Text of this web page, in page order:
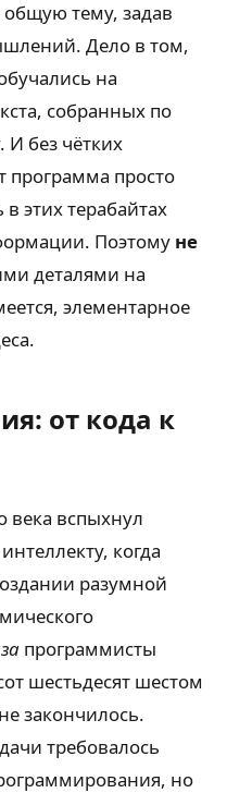
общую тему, задав
Дело в том,
на
собранных по
без чётких
программа просто
этих терабайтах
Поэтому не
деталями на
элементарное
от кода к
века вспыхнул
когда
разумной
программисты
шестьдесят шестом
закончилось.
требовалось
но